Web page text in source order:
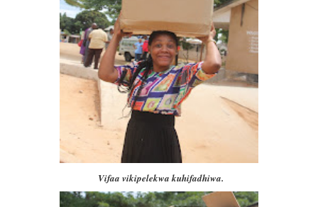
Vifaa vikipelekwa kuhifadhiwa.